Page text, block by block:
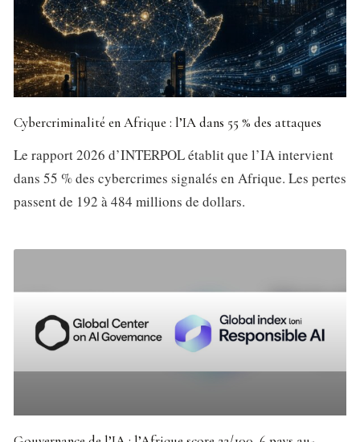
Cybercriminalité en Afrique : l’IA dans 55 % des attaques
Le rapport 2026 d’INTERPOL établit que l’IA intervient
dans 55 % des cybercrimes signalés en Afrique. Les pertes
passent de 192 à 484 millions de dollars.